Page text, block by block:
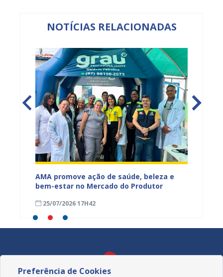
NOTÍCIAS RELACIONADAS
AMA promove ação de saúde, beleza e
bem-estar no Mercado do Produtor
25/07/2026 17H42
Preferência de Cookies